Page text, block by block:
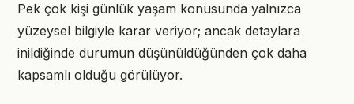
Pek çok kişi günlük yaşam konusunda yalnızca
yüzeysel bilgiyle karar veriyor; ancak detaylara
inildiğinde durumun düşünüldüğünden çok daha
kapsamlı olduğu görülüyor.